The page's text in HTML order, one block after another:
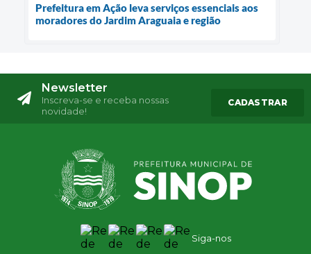
Prefeitura em Ação leva serviços essenciais aos
moradores do Jardim Araguaia e região
Newsletter
Inscreva-se e receba nossas
novidade!
CADASTRAR
Siga-nos